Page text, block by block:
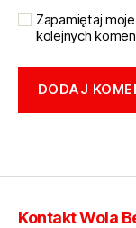
Zapamiętaj
kolejnych
Kontakt Wola